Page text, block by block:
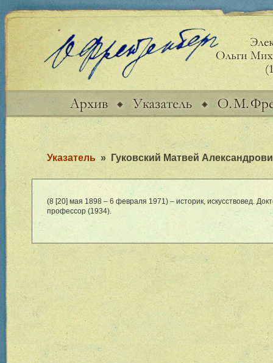
Указатель» Гуковский Матвей
(8 [20] мая 1898 – 6 февраля 1971) – историк, искусствовед.
профессор (1934).